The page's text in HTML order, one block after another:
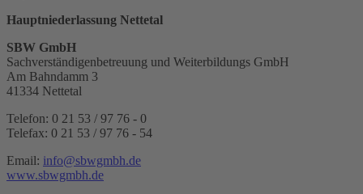
Hauptniederlassung Nettetal
SBW GmbH
Sachverständigenbetreuung und Weiterbildungs GmbH
Am Bahndamm 3
41334 Nettetal
Telefon: 0 21 53 / 97 76 - 0
Telefax: 0 21 53 / 97 76 - 54
Email: info@sbwgmbh.de
www.sbwgmbh.de